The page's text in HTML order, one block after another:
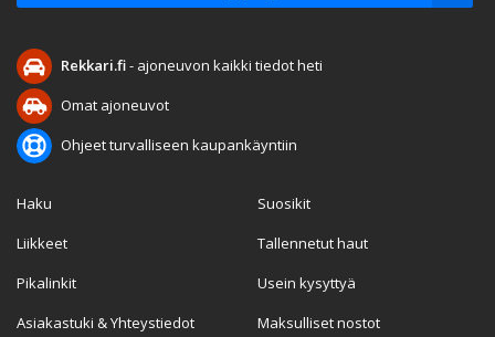
Rekkari.fi- ajoneuvon kaikki tiedot heti
Omat ajoneuvot
Ohjeet turvalliseen kaupankäyntiin
Haku
Liikkeet
Pikalinkit
Asiakastuki & Yhteystiedot
Suosikit
Tallennetut haut
Usein kysyttyä
Maksulliset nostot